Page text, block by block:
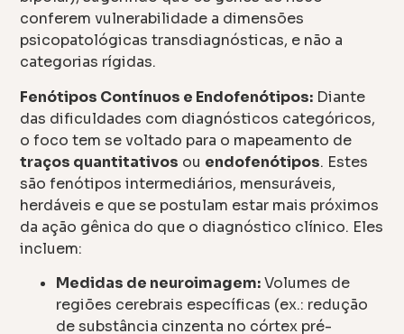
conferem vulnerabilidade a dimensões
psicopatológicas transdiagnósticas, e não a
categorias rígidas.
Fenótipos Contínuos e Endofenótipos: Diante
das dificuldades com diagnósticos categóricos,
o foco tem se voltado para o mapeamento de
traços quantitativos ou endofenótipos. Estes
são fenótipos intermediários, mensuráveis,
herdáveis e que se postulam estar mais próximos
da ação gênica do que o diagnóstico clínico. Eles
incluem:
Medidas de neuroimagem:Volumes de
regiões cerebrais específicas (ex.: redução
de substância cinzenta no córtex pré-